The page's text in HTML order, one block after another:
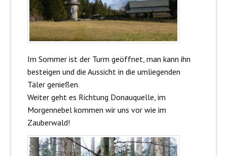
Im Sommer ist der Turm geöffnet, man kann ihn
besteigen und die Aussicht in die umliegenden
Täler genießen.
Weiter geht es Richtung Donauquelle, im
Morgennebel kommen wir uns vor wie im
Zauberwald!